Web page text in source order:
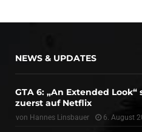
NEWS & UPDATES
GTA 6: „An Extended
zuerst auf Netflix
von Hannes Linsbauer 6. August